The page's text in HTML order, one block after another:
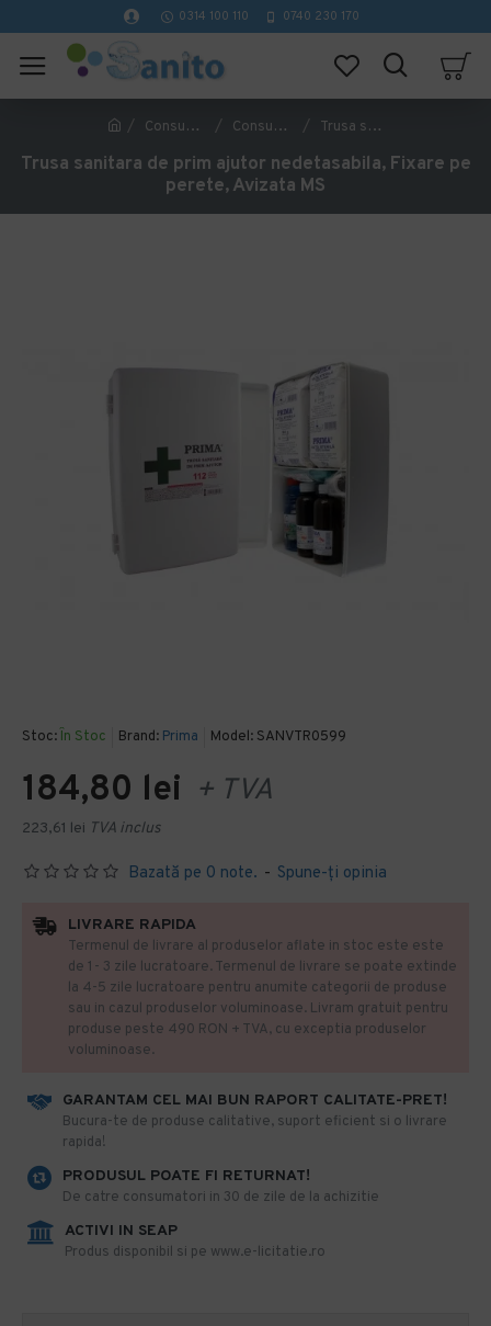
0314 100 110 0740 230 170
Consumabile medicale specializări Consumabile Chirurgie Trusa sanitara de prim ajutor nedetasabila, Fixare pe perete, Avizata MS
Trusa sanitara de prim ajutor nedetasabila, Fixare pe
perete, Avizata MS
Stoc: În Stoc Brand: Prima Model: SANVTR0599
Bazată pe 0 note. - Spune-ţi opinia
184,80 lei + TVA
223,61 lei TVA inclus
GARANTAM CEL MAI BUN RAPORT CALITATE-PRET!
​Bucura-te de produse calitative, suport eficient si o livrare
rapida!
PRODUSUL POATE FI RETURNAT!
De catre consumatori in 30 de zile de la achizitie
ACTIVI IN SEAP
Produs disponibil si pe www.e-licitatie.ro
LIVRARE RAPIDA
Termenul de livrare al produselor aflate in stoc este este
de 1- 3 zile lucratoare. Termenul de livrare se poate extinde
la 4-5 zile lucratoare pentru anumite categorii de produse
sau in cazul produselor voluminoase. Livram gratuit pentru
produse peste 490 RON + TVA, cu exceptia produselor
voluminoase.